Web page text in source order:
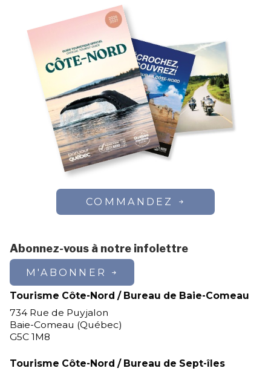
COMMANDEZ
Abonnez-vous à notre infolettre
M'ABONNER
Tourisme Côte-Nord / Bureau de Baie-Comeau
734 Rue de Puyjalon
Baie-Comeau (Québec)
G5C 1M8
Tourisme Côte-Nord / Bureau de Sept-îles